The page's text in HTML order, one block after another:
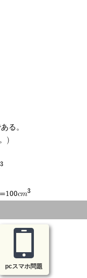
る。
)
3
3
pcスマホ問題